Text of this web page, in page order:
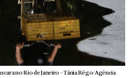
no Rio de Janeiro – Tânia Rêgo/Agência